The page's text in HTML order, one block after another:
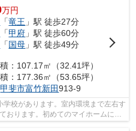
万円
「竜王 」駅 徒歩27分
「甲府 」駅 徒歩60分
「国母 」駅 徒歩49分
：107.17㎡（32.41坪）
：177.36㎡（53.65坪）
甲斐市富竹新田913-9
校があります。室内環境まで左右す
おります。初めてのマイホームに新